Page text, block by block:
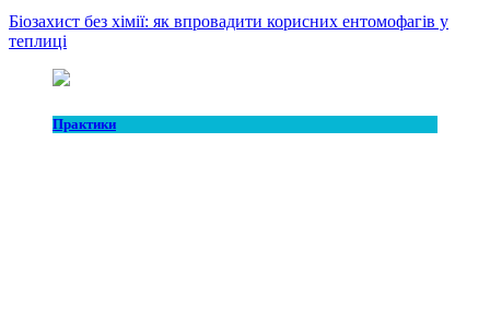
Біозахист без хімії: як впровадити корисних ентомофагів у
теплиці
Практики